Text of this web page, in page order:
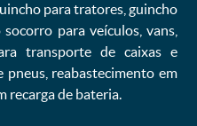
para tratores, guincho
para veículos, vans,
transporte de caixas e
reabastecimento em
de bateria. ㅤㅤ